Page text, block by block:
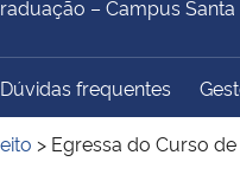
Ministério do Turismo
– Campus Santa
Sítio
Dúvidas frequentes
> Egressa do Curso